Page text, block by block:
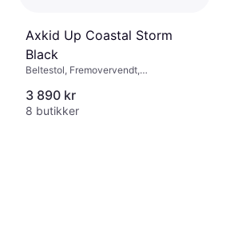
Axkid Up Coastal Storm
Black
Beltestol, Fremovervendt,
trekk, Justerbar nakkestøtte
3 890 kr
8 butikker